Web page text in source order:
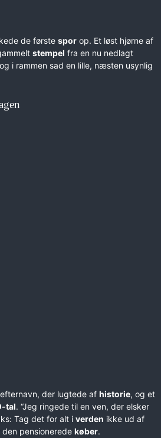
de første spor op. Et løst hjørne af
stempel fra en nu nedlagt
i rammen sad en lille, næsten usynlig
der lugtede af historie, og et
tal. “Jeg ringede til en ven, der elsker
Tag det for alt i verden ikke ud af
pensionerede køber.